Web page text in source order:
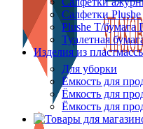
Салфетки Plushe
Plushe Т/бумага
Туалетная
Изделия из
Для уборки
Ёмкость для
Ёмкость для
Ёмкость для